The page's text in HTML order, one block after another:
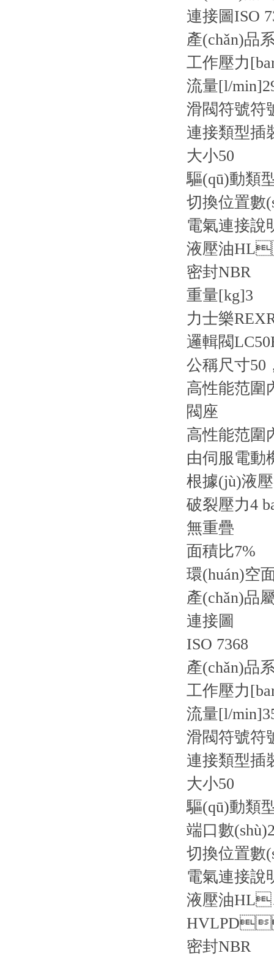
連接圖ISO
產(chǎn)品
工作壓力
流量[l/min]
滑閥符號符
連接類型插
大小50
驅(qū)動類
切換位置數
電氣連接說
液壓油
密封NBR
重量[kg]3
力士樂
邏輯閥
公稱尺寸
高性能范圍
閥座
高性能范圍
由伺服電動
根據(jù)液
破裂壓力4
無重疊
面積比7%
環(huán)空
產(chǎn)品
連接圖
ISO 7368
產(chǎn)品
工作壓力
流量[l/min]
滑閥符號符
連接類型插
大小50
驅(qū)動類
端口數(shù)
切換位置數
電氣連接說
液壓油
密封NBR